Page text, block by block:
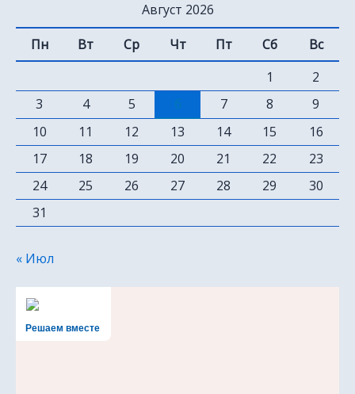
Август 2026
Пн
Вт Ср Чт Пт Сб
Вс
1
2
3
4 5 7 8
9
10
11 12 13 14 15
16
17
18 19 20 21 22
23
24
25 26 27 28 29
30
31
« Июл
Решаем вместе